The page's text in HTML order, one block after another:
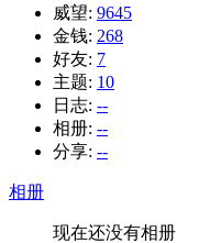
威望: 9645
金钱: 268
好友: 7
主题: 10
日志: --
相册: --
分享: --
相册
现在还没有相册